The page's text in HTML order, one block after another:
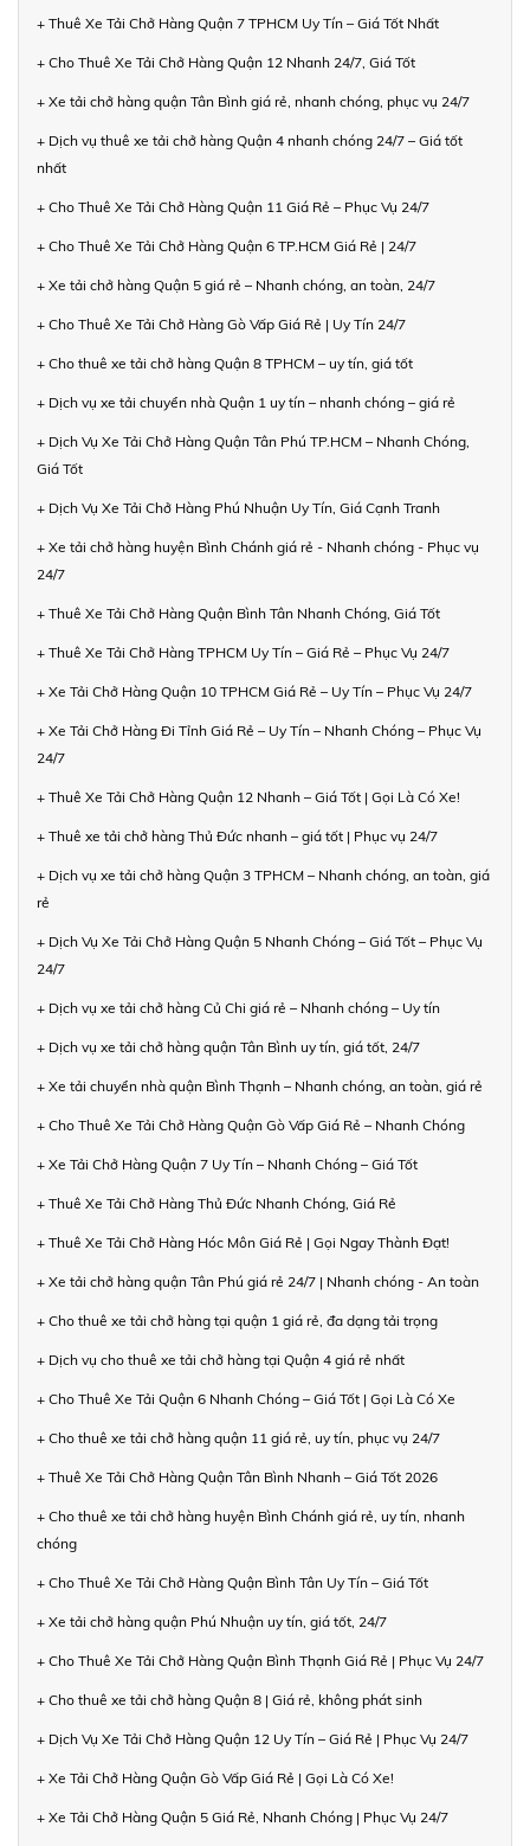
+ Thuê Xe Tải Chở Hàng Quận 7 TPHCM Uy Tín – Giá Tốt Nhất
+ Cho Thuê Xe Tải Chở Hàng Quận 12 Nhanh 24/7, Giá Tốt
+ Xe tải chở hàng quận Tân Bình giá rẻ, nhanh chóng, phục vụ 24/7
+ Dịch vụ thuê xe tải chở hàng Quận 4 nhanh chóng 24/7 – Giá tốt
nhất
+ Cho Thuê Xe Tải Chở Hàng Quận 11 Giá Rẻ – Phục Vụ 24/7
+ Cho Thuê Xe Tải Chở Hàng Quận 6 TP.HCM Giá Rẻ | 24/7
+ Xe tải chở hàng Quận 5 giá rẻ – Nhanh chóng, an toàn, 24/7
+ Cho Thuê Xe Tải Chở Hàng Gò Vấp Giá Rẻ | Uy Tín 24/7
+ Cho thuê xe tải chở hàng Quận 8 TPHCM – uy tín, giá tốt
+ Dịch vụ xe tải chuyển nhà Quận 1 uy tín – nhanh chóng – giá rẻ
+ Dịch Vụ Xe Tải Chở Hàng Quận Tân Phú TP.HCM – Nhanh Chóng,
Giá Tốt
+ Dịch Vụ Xe Tải Chở Hàng Phú Nhuận Uy Tín, Giá Cạnh Tranh
+ Xe tải chở hàng huyện Bình Chánh giá rẻ - Nhanh chóng - Phục vụ
24/7
+ Thuê Xe Tải Chở Hàng Quận Bình Tân Nhanh Chóng, Giá Tốt
+ Thuê Xe Tải Chở Hàng TPHCM Uy Tín – Giá Rẻ – Phục Vụ 24/7
+ Xe Tải Chở Hàng Quận 10 TPHCM Giá Rẻ – Uy Tín – Phục Vụ 24/7
+ Xe Tải Chở Hàng Đi Tỉnh Giá Rẻ – Uy Tín – Nhanh Chóng – Phục Vụ
24/7
+ Thuê Xe Tải Chở Hàng Quận 12 Nhanh – Giá Tốt | Gọi Là Có Xe!
+ Thuê xe tải chở hàng Thủ Đức nhanh – giá tốt | Phục vụ 24/7
+ Dịch vụ xe tải chở hàng Quận 3 TPHCM – Nhanh chóng, an toàn, giá
rẻ
+ Dịch Vụ Xe Tải Chở Hàng Quận 5 Nhanh Chóng – Giá Tốt – Phục Vụ
24/7
+ Dịch vụ xe tải chở hàng Củ Chi giá rẻ – Nhanh chóng – Uy tín
+ Dịch vụ xe tải chở hàng quận Tân Bình uy tín, giá tốt, 24/7
+ Xe tải chuyển nhà quận Bình Thạnh – Nhanh chóng, an toàn, giá rẻ
+ Cho Thuê Xe Tải Chở Hàng Quận Gò Vấp Giá Rẻ – Nhanh Chóng
+ Xe Tải Chở Hàng Quận 7 Uy Tín – Nhanh Chóng – Giá Tốt
+ Thuê Xe Tải Chở Hàng Thủ Đức Nhanh Chóng, Giá Rẻ
+ Thuê Xe Tải Chở Hàng Hóc Môn Giá Rẻ | Gọi Ngay Thành Đạt!
+ Xe tải chở hàng quận Tân Phú giá rẻ 24/7 | Nhanh chóng - An toàn
+ Cho thuê xe tải chở hàng tại quận 1 giá rẻ, đa dạng tải trọng
+ Dịch vụ cho thuê xe tải chở hàng tại Quận 4 giá rẻ nhất
+ Cho Thuê Xe Tải Quận 6 Nhanh Chóng – Giá Tốt | Gọi Là Có Xe
+ Cho thuê xe tải chở hàng quận 11 giá rẻ, uy tín, phục vụ 24/7
+ Thuê Xe Tải Chở Hàng Quận Tân Bình Nhanh – Giá Tốt 2026
+ Cho thuê xe tải chở hàng huyện Bình Chánh giá rẻ, uy tín, nhanh
chóng
+ Cho Thuê Xe Tải Chở Hàng Quận Bình Tân Uy Tín – Giá Tốt
+ Xe tải chở hàng quận Phú Nhuận uy tín, giá tốt, 24/7
+ Cho Thuê Xe Tải Chở Hàng Quận Bình Thạnh Giá Rẻ | Phục Vụ 24/7
+ Cho thuê xe tải chở hàng Quận 8 | Giá rẻ, không phát sinh
+ Dịch Vụ Xe Tải Chở Hàng Quận 12 Uy Tín – Giá Rẻ | Phục Vụ 24/7
+ Xe Tải Chở Hàng Quận Gò Vấp Giá Rẻ | Gọi Là Có Xe!
+ Xe Tải Chở Hàng Quận 5 Giá Rẻ, Nhanh Chóng | Phục Vụ 24/7